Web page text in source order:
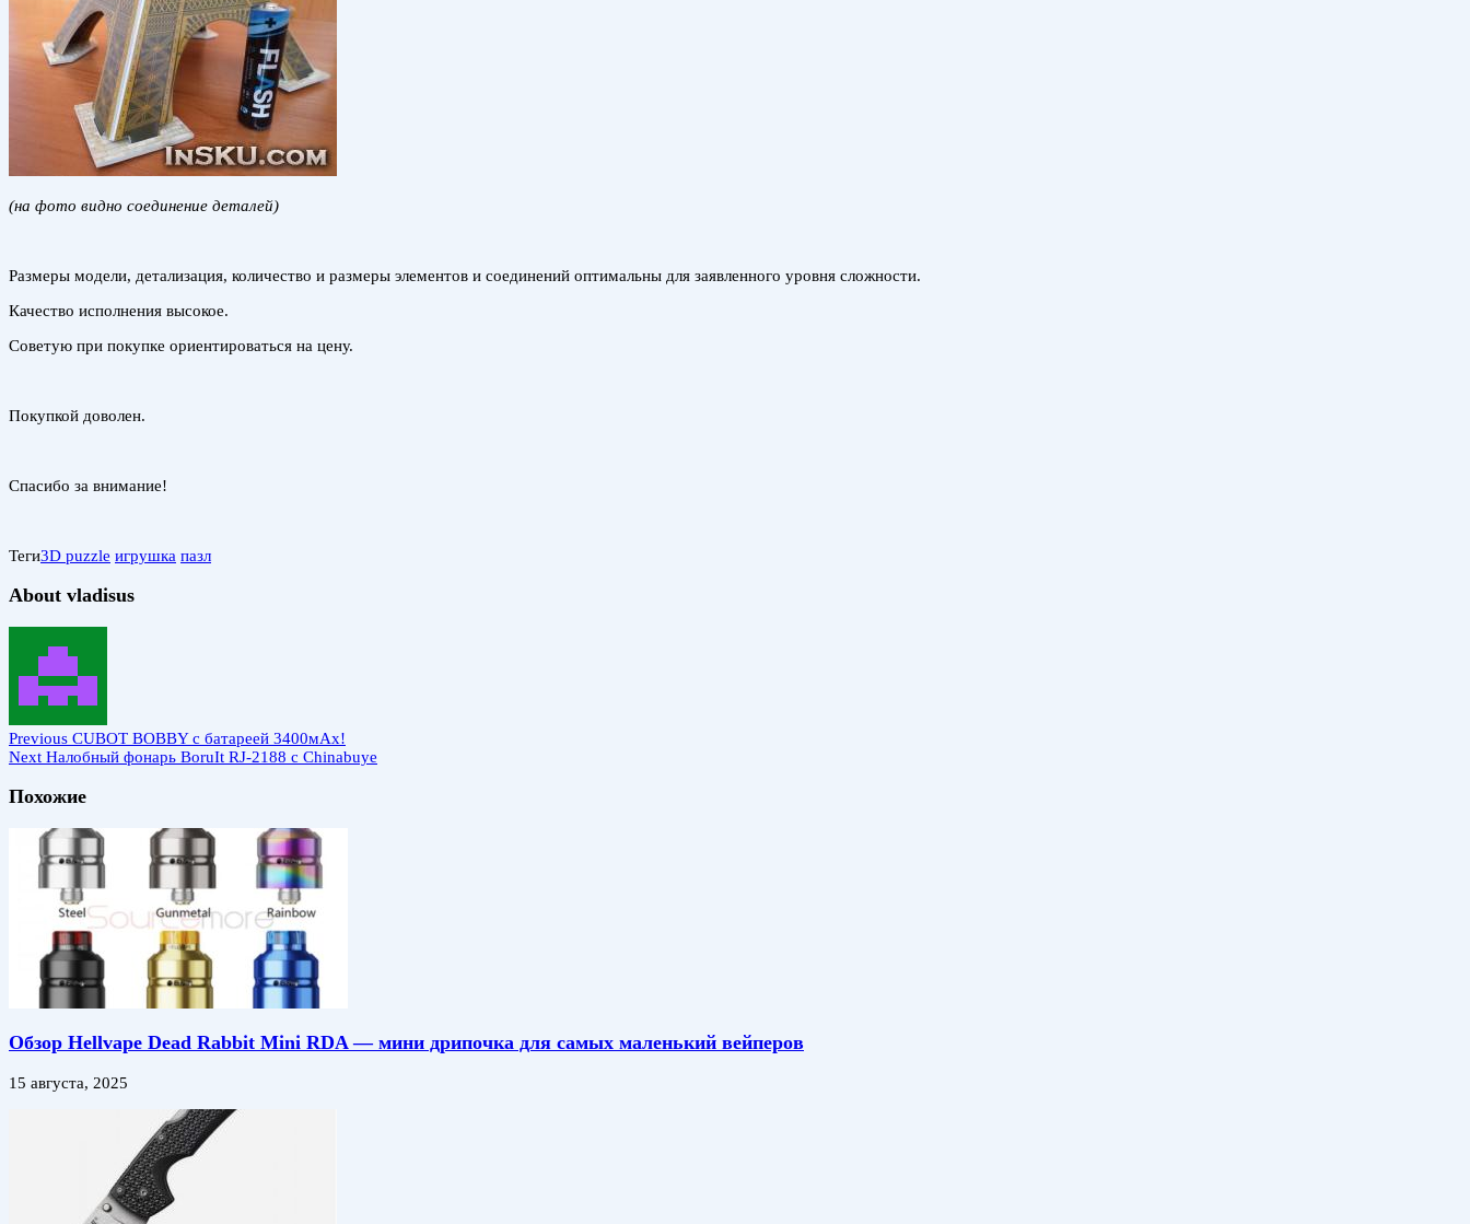
(на фото видно соединение деталей)
Размеры модели, детализация, количество и размеры элементов и соединений оптимальны для заявленного уровня сложности.
Качество исполнения высокое.
Советую при покупке ориентироваться на цену.
Покупкой доволен.
Спасибо за внимание!
Теги3D puzzle игрушка пазл
About vladisus
Previous CUBOT BOBBY с батареей 3400мАх!
Next Налобный фонарь BoruIt RJ-2188 c Chinabuye
Похожие
Обзор Hellvape Dead Rabbit Mini RDA — мини дрипочка для самых маленький вейперов
15 августа, 2025